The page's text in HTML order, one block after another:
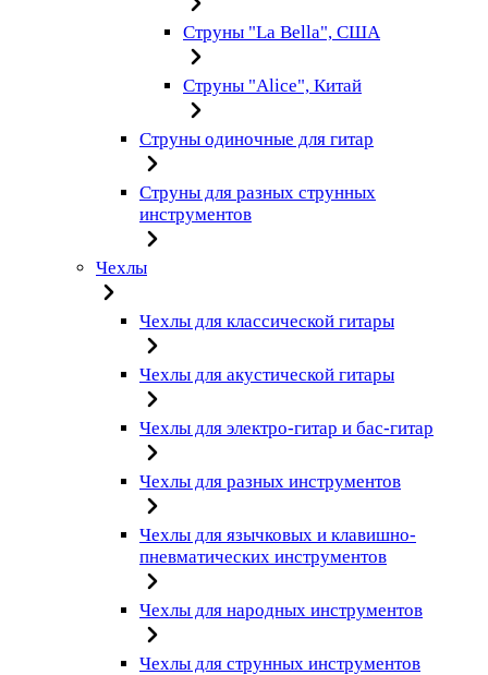
Струны "La Bella", США
Струны "Alice", Китай
Струны одиночные для гитар
Струны для разных струнных
инструментов
Чехлы
Чехлы для классической гитары
Чехлы для акустической гитары
Чехлы для электро-гитар и бас-гитар
Чехлы для разных инструментов
Чехлы для язычковых и клавишно-
пневматических инструментов
Чехлы для народных инструментов
Чехлы для струнных инструментов